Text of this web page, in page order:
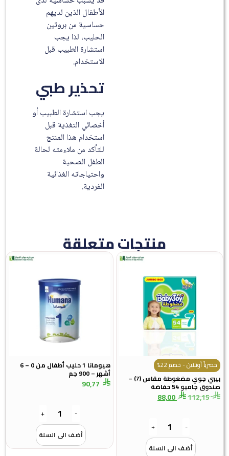
الأطفال الذين لديهم
حساسية من بروتين
الحليب، لذا يجب
استشارة الطبيب قبل
الاستخدام.
تحذير طبي
يجب استشارة الطبيب أو
أخصائي التغذية قبل
استخدام هذا المنتج
للتأكد من ملاءمته لحالة
الطفل الصحية
واحتياجاته الغذائية
الفردية.
منتجات متعلقة
حصرياً أونلاين - خصم 22%
بيبي جوي مضغوطة مقاس (7) –
صندوق جامبو 54 حفاضة
112,15
88,00
-
+
أضف الى السلة
هيومانا 1 حليب أطفال من 0 – 6
أشهر – 900 جم
90,77
-
+
أضف الى السلة